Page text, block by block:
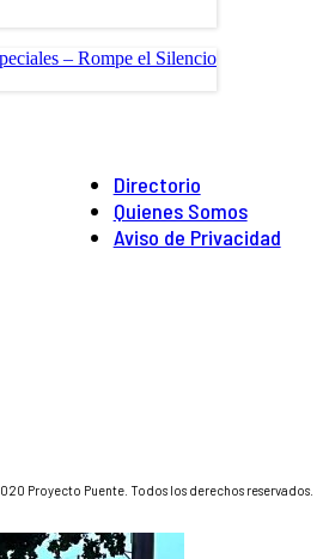
– Rompe el Silencio
Directorio
Quienes Somos
Aviso de Privacidad
Proyecto Puente. Todos los derechos reservados.